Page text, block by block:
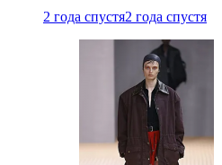
2 года спустя2 года спустя